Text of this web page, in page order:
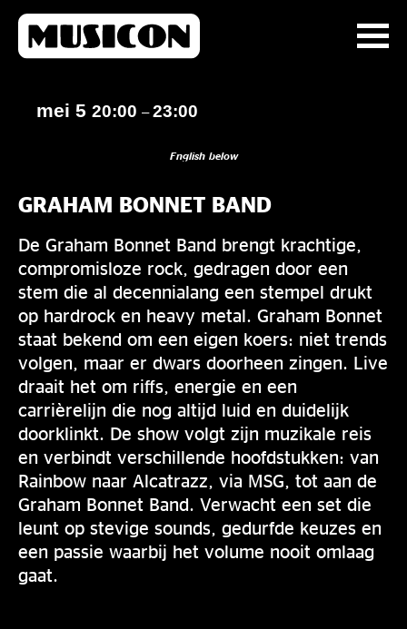
mei 5 20:00 –23:00
English below
GRAHAM BONNET BAND
De Graham Bonnet Band brengt krachtige,
compromisloze rock, gedragen door een
stem die al decennialang een stempel drukt
op hardrock en heavy metal. Graham Bonnet
staat bekend om een eigen koers: niet trends
volgen, maar er dwars doorheen zingen. Live
draait het om riffs, energie en een
carrièrelijn die nog altijd luid en duidelijk
doorklinkt. De show volgt zijn muzikale reis
en verbindt verschillende hoofdstukken: van
Rainbow naar Alcatrazz, via MSG, tot aan de
Graham Bonnet Band. Verwacht een set die
leunt op stevige sounds, gedurfde keuzes en
een passie waarbij het volume nooit omlaag
gaat.